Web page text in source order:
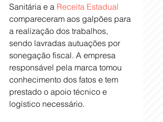
Sanitária e a Receita Estadual
compareceram aos galpões para
a realização dos trabalhos,
sendo lavradas autuações por
sonegação fiscal. A empresa
responsável pela marca tomou
conhecimento dos fatos e tem
prestado o apoio técnico e
logístico necessário.